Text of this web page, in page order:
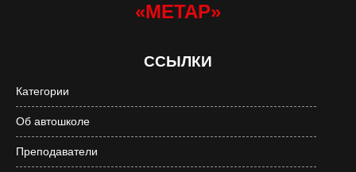
«МЕТАР»
ССЫЛКИ
Категории
Об автошколе
Преподаватели